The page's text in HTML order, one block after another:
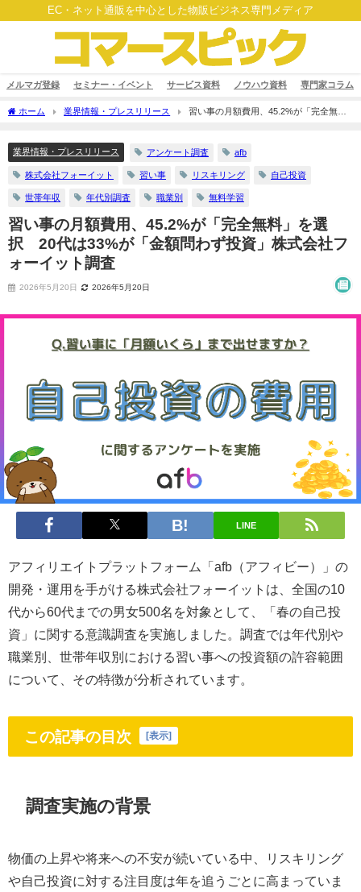
EC・ネット通販を中心とした物販ビジネス専門メディア
メルマガ登録 セミナー・イベント サービス資料 ノウハウ資料 専門家コラム
ホーム 業界情報・プレスリリース
習い事の月額費用、45.2%が「完全無
業界情報・プレスリリース アンケート調査 afb
株式会社フォーイット 習い事 リスキリング 自己投資
世帯年収 年代別調査 職業別 無料学習
習い事の月額費用、45.2%が「完全無料」を選
択 20代は33%が「金額問わず投資」株式会社フ
ォーイット調査
2026年5月20日 2026年5月20日
LINE
アフィリエイトプラットフォーム「afb（アフィビー）」の
開発・運用を手がける株式会社フォーイットは、全国の10
代から60代までの男女500名を対象として、「春の自己投
資」に関する意識調査を実施しました。調査では年代別や
職業別、世帯年収別における習い事への投資額の許容範囲
について、その特徴が分析されています。
この記事の目次 [表示]
調査実施の背景
物価の上昇や将来への不安が続いている中、リスキリング
や自己投資に対する注目度は年を追うごとに高まっていま